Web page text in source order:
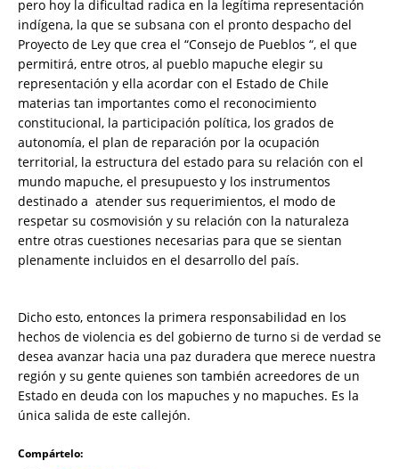
pero hoy la dificultad radica en la legítima representación
indígena, la que se subsana con el pronto despacho del
Proyecto de Ley que crea el “Consejo de Pueblos “, el que
permitirá, entre otros, al pueblo mapuche elegir su
representación y ella acordar con el Estado de Chile
materias tan importantes como el reconocimiento
constitucional, la participación política, los grados de
autonomía, el plan de reparación por la ocupación
territorial, la estructura del estado para su relación con el
mundo mapuche, el presupuesto y los instrumentos
destinado a atender sus requerimientos, el modo de
respetar su cosmovisión y su relación con la naturaleza
entre otras cuestiones necesarias para que se sientan
plenamente incluidos en el desarrollo del país.
Dicho esto, entonces la primera responsabilidad en los
hechos de violencia es del gobierno de turno si de verdad se
desea avanzar hacia una paz duradera que merece nuestra
región y su gente quienes son también acreedores de un
Estado en deuda con los mapuches y no mapuches. Es la
única salida de este callejón.
Compártelo: